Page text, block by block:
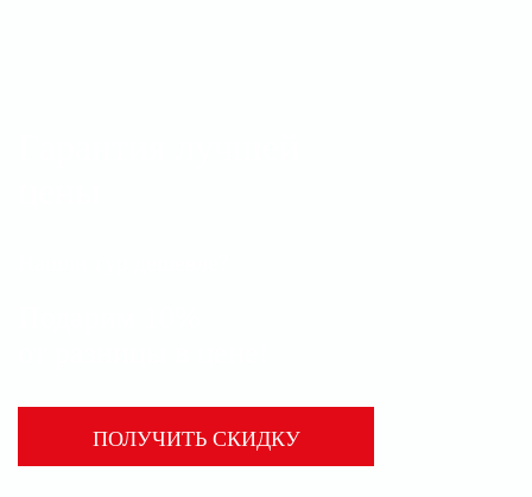
ПОЛУЧИТЬ СКИДКУ